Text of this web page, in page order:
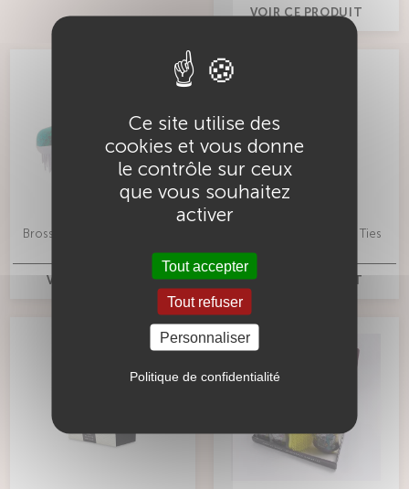
VOIR CE PRODUIT
Brosse Dessata Maxi Save The
VOIR CE PRODUIT
Présentoir Dessata Hair Ties
VOIR CE PRODUIT
DESTOCKAGE
Ce site utilise des
cookies et vous donne
le contrôle sur ceux
que vous souhaitez
activer
Tout accepter
Tout refuser
Personnaliser
Politique de confidentialité